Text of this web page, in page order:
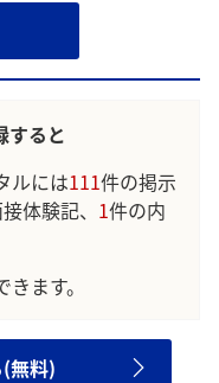
すると
ルには111件の掲示
体験記、 1件の内
ます。
無料)